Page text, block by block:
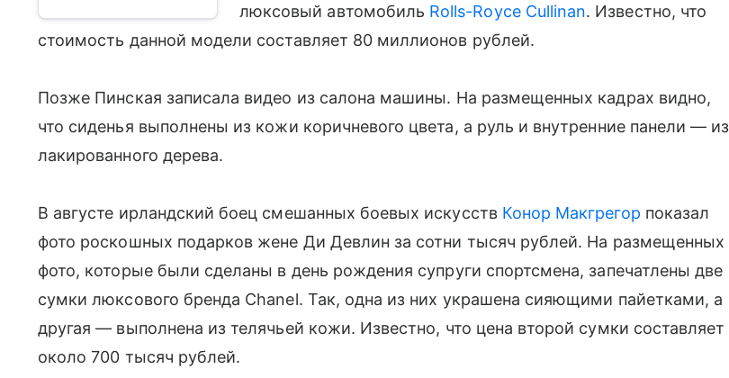
люксовый автомобиль Rolls-Royce Cullinan. Известно, что
стоимость данной модели составляет 80 миллионов рублей.
Позже Пинская записала видео из салона машины. На размещенных кадрах видно,
что сиденья выполнены из кожи коричневого цвета, а руль и внутренние панели — из
лакированного дерева.
В августе ирландский боец смешанных боевых искусств Конор Макгрегор показал
фото роскошных подарков жене Ди Девлин за сотни тысяч рублей. На размещенных
фото, которые были сделаны в день рождения супруги спортсмена, запечатлены две
сумки люксового бренда Chanel. Так, одна из них украшена сияющими пайетками, а
другая — выполнена из телячьей кожи. Известно, что цена второй сумки составляет
около 700 тысяч рублей.